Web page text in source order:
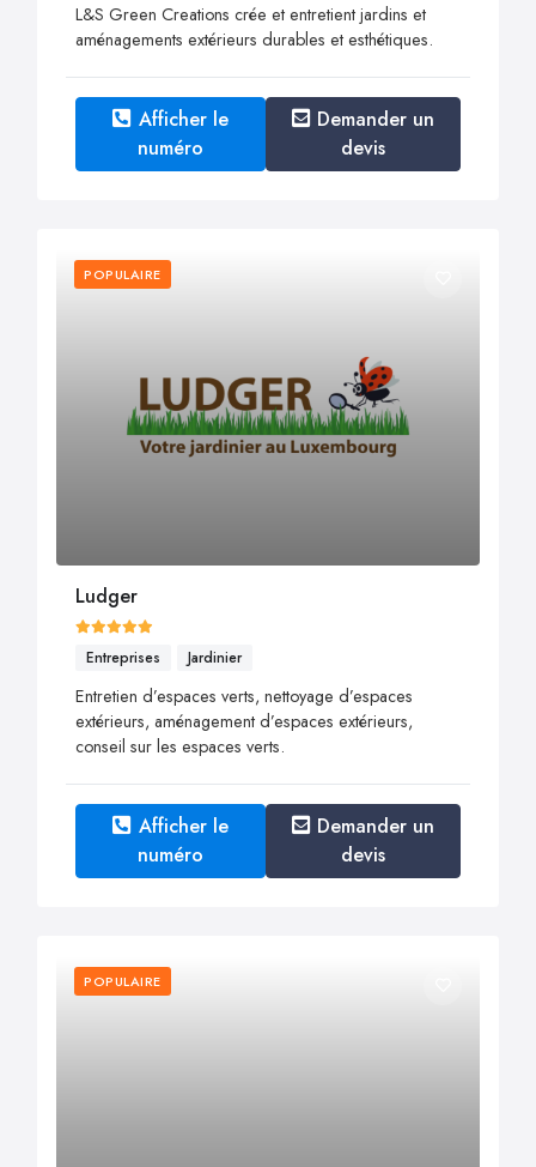
L&S Green Creations crée et entretient jardins et
aménagements extérieurs durables et esthétiques.
Afficher le
numéro
Demander un
devis
POPULAIRE
Ludger
Entreprises Jardinier
Entretien d’espaces verts, nettoyage d’espaces
extérieurs, aménagement d’espaces extérieurs,
conseil sur les espaces verts.
Afficher le
numéro
Demander un
devis
POPULAIRE